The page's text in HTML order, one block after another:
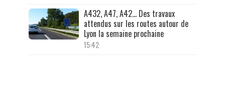
A432, A47, A42… Des travaux
attendus sur les routes autour de
Lyon la semaine prochaine
15:42